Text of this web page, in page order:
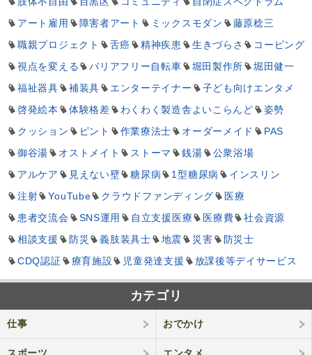
アート雇用
障害者アート ミックスモダン
藤原稔三
職親プロジェクト
舌癌 精神疾患 生きづらさ
コーピング
視点を変える
バリアフリー自転車 堀田製作所
堀田健一
福祉器具
補装具 エンターテイナー
子ども向けエンタメ
啓発絵本
体験格差 わくわく製造舎よいこらんど
姿勢
クッション
ピント 作業療法士 オーダーメイド
PAS
御谷湯
オストメイト ストーマ 銭湯
公衆浴場
アルケア
見えない壁 糖尿病 1型糖尿病
インスリン
注射
YouTube クラウドファンディング
医療
患者交流会
SNS運用 自立支援医療 医療費
社会資源
相談支援
防災 義肢装具士 地震 災害
防災士
CDQ認証
療育施設 児童発達支援 放課後等デイサービス
カテゴリ
仕事 おでかけ